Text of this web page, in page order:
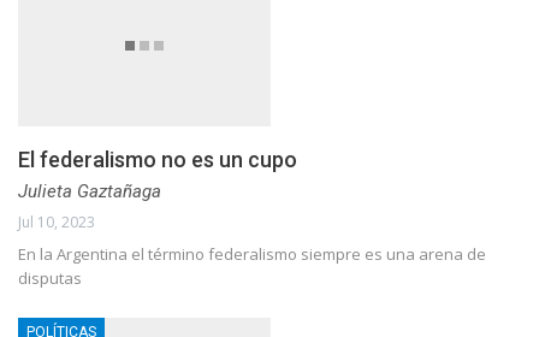
El federalismo no es un cupo
Julieta Gaztañaga
Jul 10, 2023
En la Argentina el término federalismo siempre es una arena de
disputas
POLÍTICAS